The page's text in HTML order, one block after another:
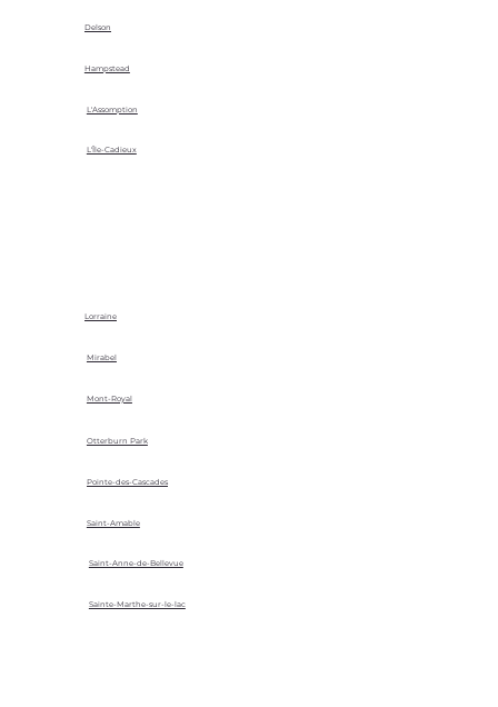
Delson
Hampstead
L'Assomption
L'Île-Cadieux
Lorraine
Mirabel
Mont-Royal
Otterburn Park
Pointe-des-Cascades
Saint-Amable
Saint-Anne-de-Bellevue
Sainte-Marthe-sur-le-lac